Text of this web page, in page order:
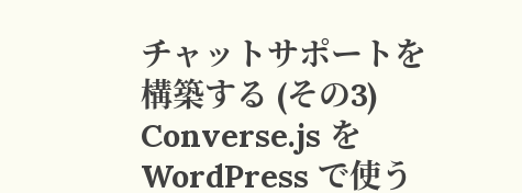
チャットサポートを
構築する (その3)
Converse.js を
WordPress で使う